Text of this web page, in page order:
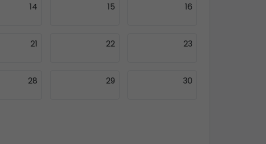
14 15 16
21 22 23
28 29 30